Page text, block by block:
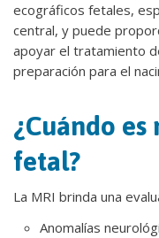
ecográficos fetales,
central, y puede
apoyar el tratamiento
preparación para el
¿Cuándo es
fetal?
La MRI brinda una
Anomalías